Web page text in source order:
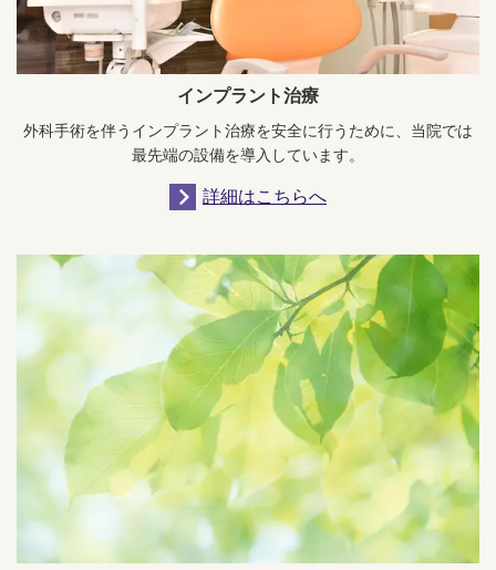
インプラント治療
外科手術を伴うインプラント治療を安全に行うために、当院では
最先端の設備を導入しています。
詳細はこちらへ